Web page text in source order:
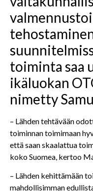
toiminta saa
ikäluokan
nimetty
– Lähden tehtävään
toiminnan toimimaan
että saan skaalattua
koko Suomea, kertoo
– Lähden kehittämään
mahdollisimman